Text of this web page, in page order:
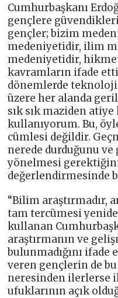
Cumhurbaşkanı
gençlere
gençler; bizim
medeniyetidir, ilim
medeniyetidir,
kavramların ifade
dönemlerde teknoloji
üzere her alanda
sık sık maziden
kullanıyorum. Bu,
cümlesi değildir.
nerede durduğunu ve
yönelmesi
değerlendirmesinde
“Bilim araştırmadır,
tam tercümesi
kullanan
araştırmanın ve
bulunmadığını
veren gençlerin de
neresinden ilerlerse
ufuklarının açık